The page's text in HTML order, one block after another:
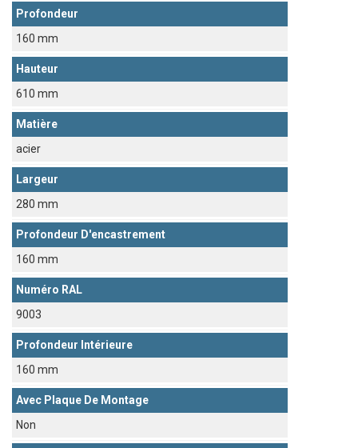
Profondeur
160 mm
Hauteur
610 mm
Matière
acier
Largeur
280 mm
Profondeur D'encastrement
160 mm
Numéro RAL
9003
Profondeur Intérieure
160 mm
Avec Plaque De Montage
Non